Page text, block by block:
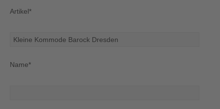
Artikel*
Name*